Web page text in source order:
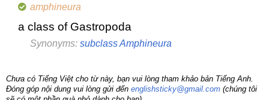
amphineura
a class of Gastropoda
Synonyms: subclass Amphineura
Chưa có Tiếng Việt cho từ này, bạn vui lòng tham khảo bản Tiếng Anh.
Đóng góp nội dung vui lòng gửi đến englishsticky@gmail.com (chúng tôi